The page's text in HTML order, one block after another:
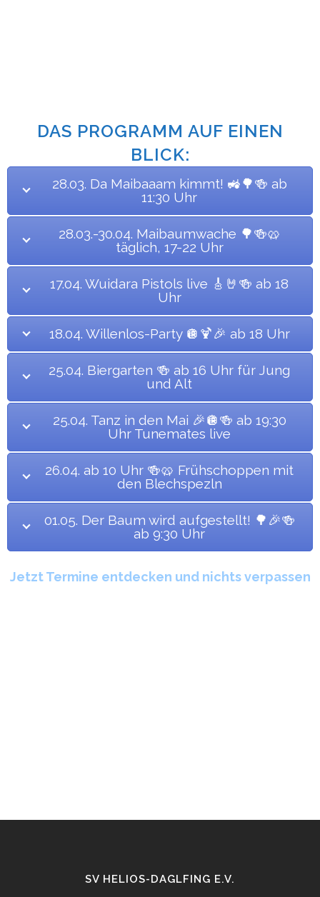
DAS PROGRAMM AUF EINEN
BLICK:
28.03. Da Maibaaam kimmt! 🚜🌳🍻 ab
11:30 Uhr
28.03.-30.04. Maibaumwache 🌳🍻🥨
täglich, 17-22 Uhr
17.04. Wuidara Pistols live 🎸🤘🍻 ab 18
Uhr
18.04. Willenlos-Party 🪩🍹🎉 ab 18 Uhr
25.04. Biergarten 🍻 ab 16 Uhr für Jung
und Alt
25.04. Tanz in den Mai 🎉🪩🍻 ab 19:30
Uhr Tunemates live
26.04. ab 10 Uhr 🍻🥨 Frühschoppen mit
den Blechspezln
01.05. Der Baum wird aufgestellt! 🌳🎉🍻
ab 9:30 Uhr
Jetzt Termine entdecken und nichts verpassen
SV HELIOS-DAGLFING E.V.